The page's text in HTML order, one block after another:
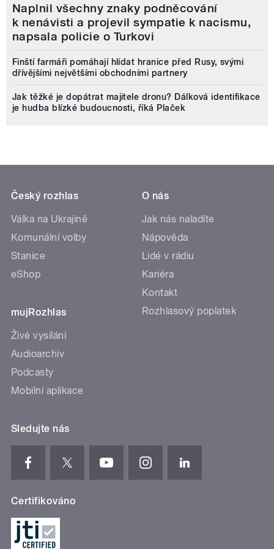
Jak těžké je dopátrat majitele dronu? Dálková identifikace
je hudba blízké budoucnosti, říká Plaček
Český rozhlas
Stanice
eShop
mujRozhlas
O nás
Lidé v rádiu
Rozhlasový poplatek
Sledujte nás
Cookies Osobní údaje